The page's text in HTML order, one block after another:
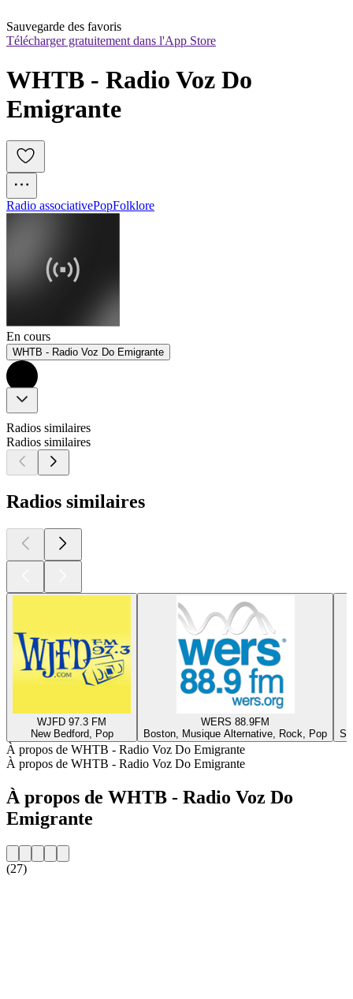
Sauvegarde des favoris
Télécharger gratuitement dans l'App Store
WHTB - Radio Voz Do
Emigrante
Radio associativePopFolklore
En cours
WHTB - Radio Voz Do Emigrante
Radios similaires
Radios similaires
Radios similaires
WJFD 97.3 FM
New Bedford, Pop
WERS 88.9FM
Boston, Musique Alternative, Rock, Pop
À propos de WHTB - Radio Voz Do Emigrante
À propos de WHTB - Radio Voz Do Emigrante
À propos de WHTB - Radio Voz Do
Emigrante
(27)